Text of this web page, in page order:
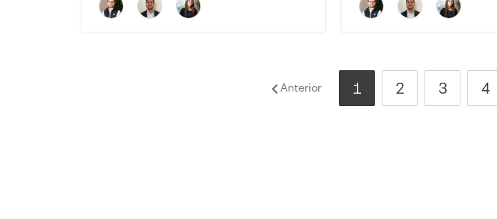
Anterior 1 2 3 4